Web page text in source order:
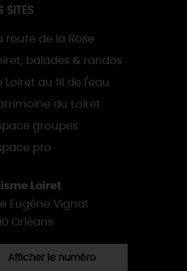
SITES
route de la Rose
balades & randos
Loiret au fil de l'eau
du Loiret
groupes
pro
Loiret
Eugène Vignat
Orléans
Afficher le numéro